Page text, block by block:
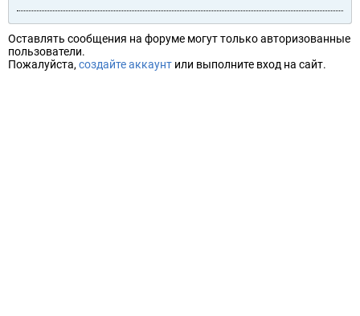
Оставлять сообщения на форуме могут только авторизованные
пользователи.
Пожалуйста, создайте аккаунт или выполните вход на сайт.